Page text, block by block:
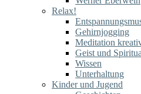
Relax!
Gehirnjogging
Meditation
Geist und
Wissen
Unterhaltung
Kinder und Jugend